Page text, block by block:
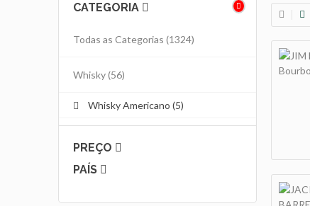
CATEGORIA
Todas as Categorias (1324)
Whisky(56)
Whisky Americano (5)
PREÇO
PAÍS